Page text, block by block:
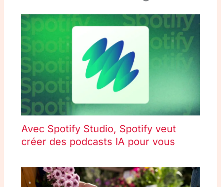
Avec Spotify Studio, Spotify veut
créer des podcasts IA pour vous